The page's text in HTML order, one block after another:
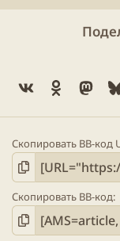
Vk Ok
Скопировать BB-код
Скопировать BB-код